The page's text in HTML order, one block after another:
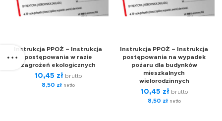
Instrukcja PPOŻ – Instrukcja
postępowania w razie
zagrożeń ekologicznych
10,45 zł brutto
8,50 złnetto
Instrukcja PPOŻ – Instrukcja
postępowania na wypadek
pożaru dla budynków
mieszkalnych
wielorodzinnych
10,45 zł brutto
8,50 złnetto